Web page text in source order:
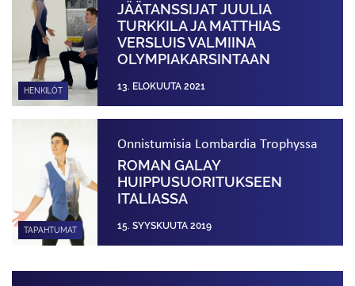
HENKILÖT
JÄÄTANSSIJAT JUULIA
TURKKILA JA MATTHIAS
VERSLUIS VALMIINA
OLYMPIAKARSINTAAN
13. ELOKUUTA 2021
TAPAHTUMAT
Onnistumisia Lombardia Trophyssa
ROMAN GALAY
HUIPPUSUORITUKSEEN
ITALIASSA
15. SYYSKUUTA 2019